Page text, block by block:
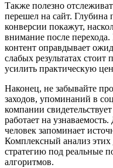
Также полезно
перешел на сайт. Глубина
конверсии покажут,
внимание после перехода.
контент оправдывает
слабых результатах стоит
усилить практическую
Наконец, не забывайте
заходов, упоминаний в
компании
работает на
человек запоминает
Комплексный анализ этих
стратегию под реальные
алгоритмов.